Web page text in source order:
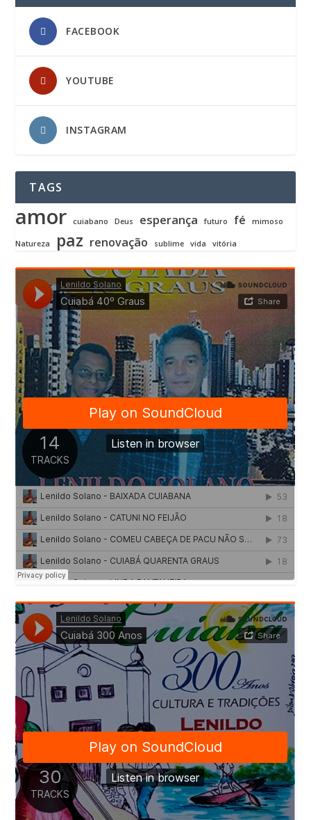
FACEBOOK
YOUTUBE
INSTAGRAM
TAGS
amor cuiabano Deus esperança futuro fé mimoso
Natureza paz renovação sublime vida vitória